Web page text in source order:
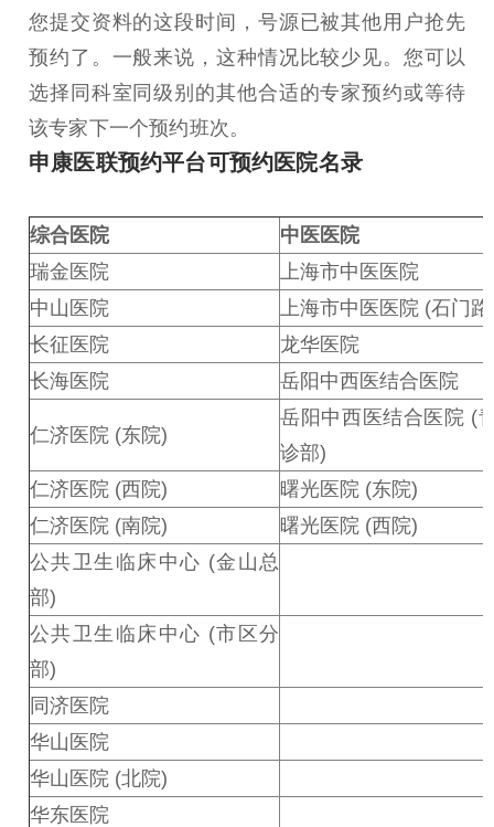
您提交资料的这段时间，号源已被其他用户抢先
预约了。一般来说，这种情况比较少见。您可以
选择同科室同级别的其他合适的专家预约或等待
该专家下一个预约班次。
申康医联预约平台可预约医院名录
综合医院
中医医院
瑞金医院
上海市中医医院
中山医院
上海市中医医院 (石门
长征医院
龙华医院
长海医院
岳阳中西医结合医院
仁济医院 (东院)
岳阳中西医结合医院 (
诊部)
仁济医院 (西院)
曙光医院 (东院)
仁济医院 (南院)
曙光医院 (西院)
公共卫生临床中心 (金山总
部)
公共卫生临床中心 (市区分
部)
同济医院
华山医院
华山医院 (北院)
华东医院